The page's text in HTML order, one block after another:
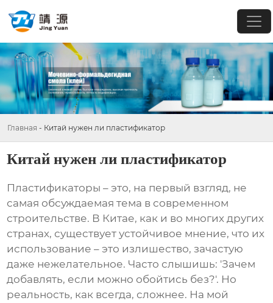
Главная - Китай нужен ли пластификатор
Китай нужен ли пластификатор
Пластификаторы – это, на первый взгляд, не
самая обсуждаемая тема в современном
строительстве. В Китае, как и во многих других
странах, существует устойчивое мнение, что их
использование – это излишество, зачастую
даже нежелательное. Часто слышишь: 'Зачем
добавлять, если можно обойтись без?'. Но
реальность, как всегда, сложнее. На мой